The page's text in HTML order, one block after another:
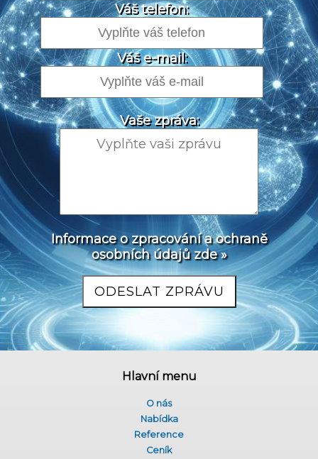
Váš telefon:
Váš e-mail:
Vaše zpráva:
Informace o zpracování a ochraně
osobních údajů zde »
Hlavní menu
O nás
Nabídka
Reference
Ceník